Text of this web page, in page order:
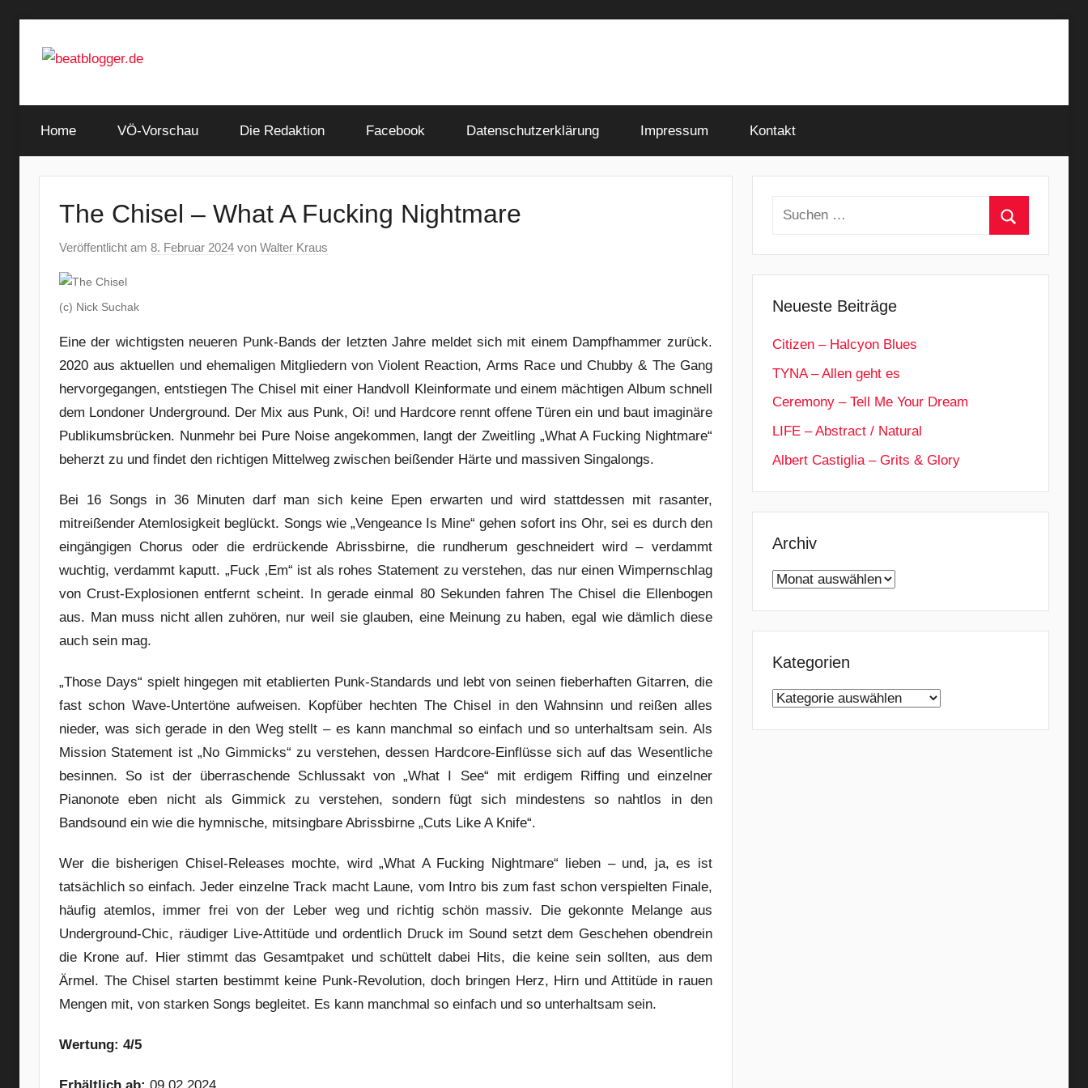
Inhalt
beatblogger.de
and
the
Home VÖ-Vorschau Die Redaktion Facebook Datenschutzerklärung Impressum Kontakt
The Chisel – What A Fucking Nightmare
Veröffentlicht am 8. Februar 2024 von Walter Kraus
(c) Nick Suchak
Eine der wichtigsten neueren Punk-Bands der letzten Jahre meldet sich mit einem Dampfhammer zurück.
2020 aus aktuellen und ehemaligen Mitgliedern von Violent Reaction, Arms Race und Chubby & The Gang
hervorgegangen, entstiegen The Chisel mit einer Handvoll Kleinformate und einem mächtigen Album schnell
dem Londoner Underground. Der Mix aus Punk, Oi! und Hardcore rennt offene Türen ein und baut imaginäre
Publikumsbrücken. Nunmehr bei Pure Noise angekommen, langt der Zweitling „What A Fucking Nightmare“
beherzt zu und findet den richtigen Mittelweg zwischen beißender Härte und massiven Singalongs.
Bei 16 Songs in 36 Minuten darf man sich keine Epen erwarten und wird stattdessen mit rasanter,
mitreißender Atemlosigkeit beglückt. Songs wie „Vengeance Is Mine“ gehen sofort ins Ohr, sei es durch den
eingängigen Chorus oder die erdrückende Abrissbirne, die rundherum geschneidert wird – verdammt
wuchtig, verdammt kaputt. „Fuck ‚Em“ ist als rohes Statement zu verstehen, das nur einen Wimpernschlag
von Crust-Explosionen entfernt scheint. In gerade einmal 80 Sekunden fahren The Chisel die Ellenbogen
aus. Man muss nicht allen zuhören, nur weil sie glauben, eine Meinung zu haben, egal wie dämlich diese
auch sein mag.
„Those Days“ spielt hingegen mit etablierten Punk-Standards und lebt von seinen fieberhaften Gitarren, die
fast schon Wave-Untertöne aufweisen. Kopfüber hechten The Chisel in den Wahnsinn und reißen alles
nieder, was sich gerade in den Weg stellt – es kann manchmal so einfach und so unterhaltsam sein. Als
Mission Statement ist „No Gimmicks“ zu verstehen, dessen Hardcore-Einflüsse sich auf das Wesentliche
besinnen. So ist der überraschende Schlussakt von „What I See“ mit erdigem Riffing und einzelner
Pianonote eben nicht als Gimmick zu verstehen, sondern fügt sich mindestens so nahtlos in den
Bandsound ein wie die hymnische, mitsingbare Abrissbirne „Cuts Like A Knife“.
Wer die bisherigen Chisel-Releases mochte, wird „What A Fucking Nightmare“ lieben – und, ja, es ist
tatsächlich so einfach. Jeder einzelne Track macht Laune, vom Intro bis zum fast schon verspielten Finale,
häufig atemlos, immer frei von der Leber weg und richtig schön massiv. Die gekonnte Melange aus
Underground-Chic, räudiger Live-Attitüde und ordentlich Druck im Sound setzt dem Geschehen obendrein
die Krone auf. Hier stimmt das Gesamtpaket und schüttelt dabei Hits, die keine sein sollten, aus dem
Ärmel. The Chisel starten bestimmt keine Punk-Revolution, doch bringen Herz, Hirn und Attitüde in rauen
Mengen mit, von starken Songs begleitet. Es kann manchmal so einfach und so unterhaltsam sein.
Wertung: 4/5
Suchen
Neueste Beiträge
Citizen – Halcyon Blues
TYNA – Allen geht es
Ceremony – Tell Me Your Dream
LIFE – Abstract / Natural
Albert Castiglia – Grits & Glory
Archiv
Archiv
Kategorien
Kategorien